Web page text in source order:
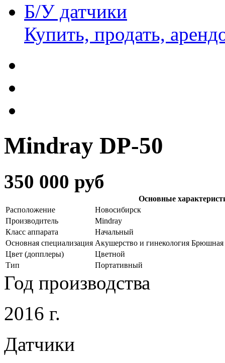
Б/У датчики
Купить, продать,
Mindray DP-50
350 000 руб
Основные
Расположение
Новосибирск
Производитель
Mindray
Класс аппарата
Начальный
Основная специализация Акушерство и гинекология
Цвет (допплеры)
Цветной
Тип
Портативный
Год производства
2016 г.
Датчики